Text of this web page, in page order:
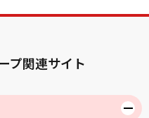
プ関連サイト